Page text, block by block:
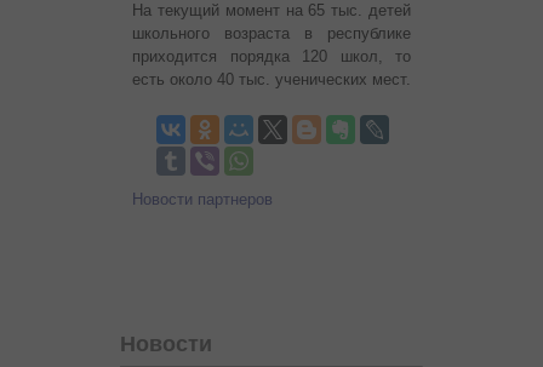
На текущий момент на 65 тыс. детей
школьного возраста в республике
приходится порядка 120 школ, то
есть около 40 тыс. ученических мест.
Новости партнеров
Новости